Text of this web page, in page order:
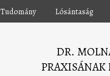
Tudomány Lósántaság
DR.
PRAXISÁNAK